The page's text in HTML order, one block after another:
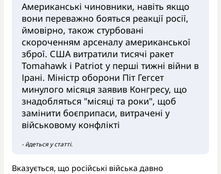
Американські чиновники, навіть якщо
вони переважно бояться реакції росії,
ймовірно, також стурбовані
скороченням арсеналу американської
зброї. США витратили тисячі ракет
Tomahawk і Patriot у перші тижні війни в
Ірані. Міністр оборони Піт Гегсет
минулого місяця заявив Конгресу, що
знадобляться "місяці та роки", щоб
замінити боєприпаси, витрачені у
військовому конфлікті
- йдеться у статті.
Вказується, що російські війська давно